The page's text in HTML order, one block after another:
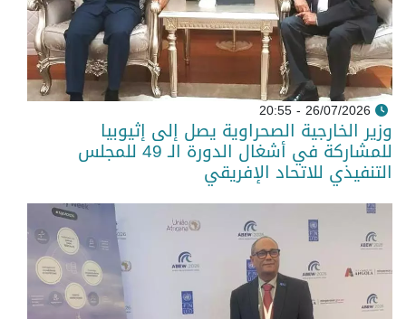
26/07/2026 - 20:55
وزير الخارجية الصحراوية يصل إلى إثيوبيا
للمشاركة في أشغال الدورة الـ 49 للمجلس
التنفيذي للاتحاد الإفريقي